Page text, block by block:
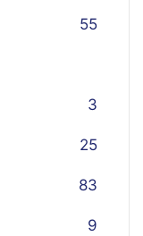
55
3
25
83
9